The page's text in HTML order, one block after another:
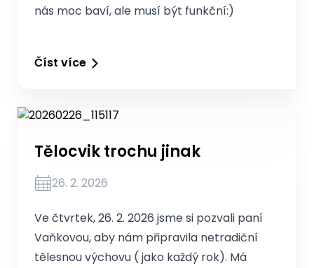
nás moc baví, ale musí být funkční:)
Číst více
Tělocvik trochu jinak
26. 2. 2026
Ve čtvrtek, 26. 2. 2026 jsme si pozvali paní
Vaňkovou, aby nám připravila netradiční
tělesnou výchovu ( jako každý rok). Má